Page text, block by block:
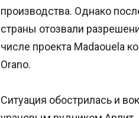
производства. Однако
страны отозвали
числе проекта Madaouela
Orano.
Ситуация обострилась и